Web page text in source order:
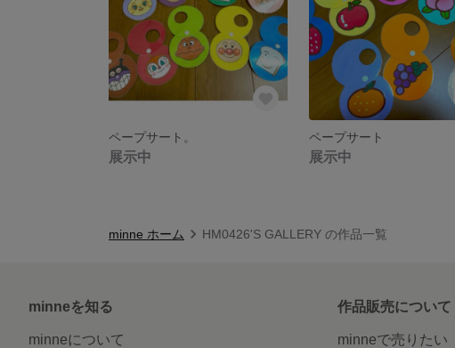
ペープサート。
展示中
ペープサート
展示中
minne ホーム HM0426'S GALLERY の作品一覧
minneを知る
minneについて
作品販売について
minneで売りたい